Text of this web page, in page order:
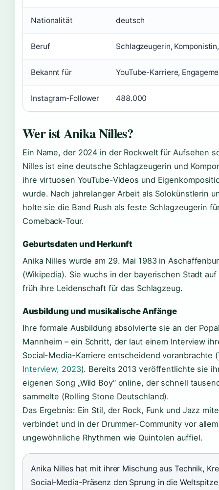
Nationalität deutsch
Beruf Schlagzeugerin,
Bekannt für YouTube-Karriere,
Instagram-Follower 488.000
Wer ist Anika Nilles?
Ein Name, der 2024 in der Rockwelt für Aufsehen
Nilles ist eine deutsche Schlagzeugerin und
ihre virtuosen YouTube-Videos und
wurde. Nach jahrelanger Arbeit als Solokünstlerin
holte sie die Band Rush als feste Schlagzeugerin
Comeback-Tour.
Geburtsdaten und Herkunft
Anika Nilles wurde am 29. Mai 1983 in
(Wikipedia). Sie wuchs in der bayerischen Stadt
früh ihre Leidenschaft für das Schlagzeug.
Ausbildung und musikalische Anfänge
Ihre formale Ausbildung absolvierte sie an der
Mannheim – ein Schritt, der laut einem Interview
Social-Media-Karriere entscheidend voranbrachte (
Interview, 2023). Bereits 2013 veröffentlichte sie
eigenen Song „Wild Boy“ online, der schnell
sammelte (Rolling Stone Deutschland).
Das Ergebnis: Ein Stil, der Rock, Funk und Jazz
verbindet und in der Drummer-Community vor
ungewöhnliche Rhythmen wie Quintolen auffiel.
Anika Nilles hat mit ihrer Mischung aus Technik,
Social-Media-Präsenz den Sprung in die